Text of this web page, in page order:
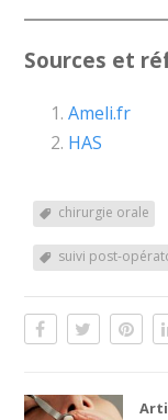
Sources et
Ameli.fr
HAS
chirurgie orale
suivi post-